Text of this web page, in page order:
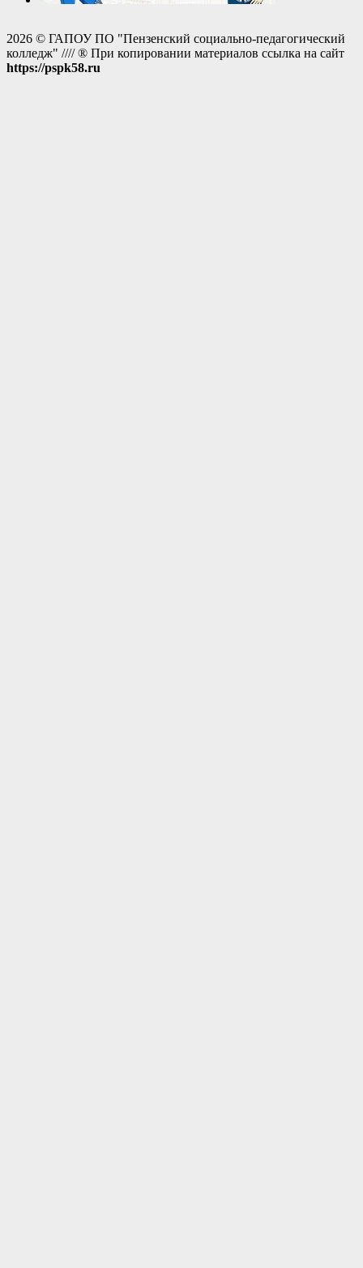
2026 © ГАПОУ ПО "Пензенский социально-педагогический
колледж" //// ® При копировании материалов ссылка на сайт
https://pspk58.ru